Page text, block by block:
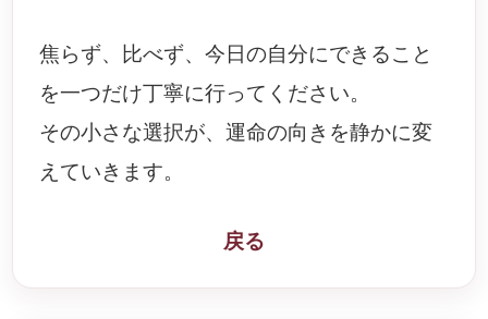
焦らず、比べず、今日の自分にできること
を一つだけ丁寧に行ってください。
その小さな選択が、運命の向きを静かに変
えていきます。
戻る